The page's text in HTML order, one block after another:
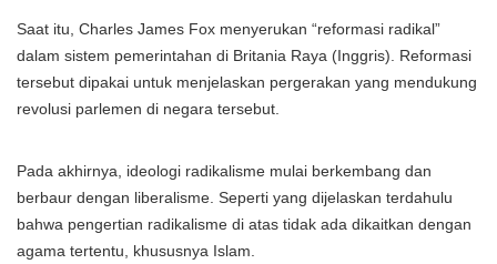
Saat itu, Charles James Fox menyerukan “reformasi radikal”
dalam sistem pemerintahan di Britania Raya (Inggris). Reformasi
tersebut dipakai untuk menjelaskan pergerakan yang mendukung
revolusi parlemen di negara tersebut.
Pada akhirnya, ideologi radikalisme mulai berkembang dan
berbaur dengan liberalisme. Seperti yang dijelaskan terdahulu
bahwa pengertian radikalisme di atas tidak ada dikaitkan dengan
agama tertentu, khususnya Islam.